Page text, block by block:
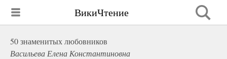
ВикиЧтение
50 знаменитых любовников
Васильева Елена Константиновна